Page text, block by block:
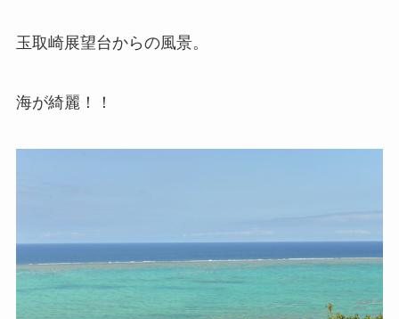
玉取崎展望台からの風景。
海が綺麗！！